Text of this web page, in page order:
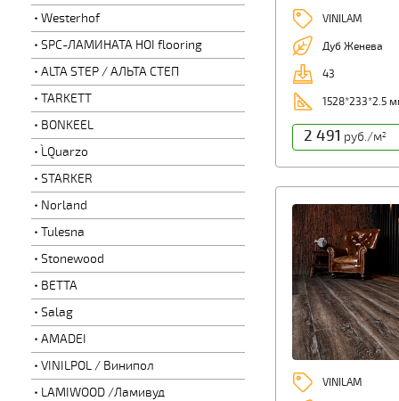
Westerhof
SPC-ЛАМИНАТА HOI flooring
ALTA STEP / АЛЬТА СТЕП
TARKETT
BONKEEL
L`Quarzo
STARKER
Norland
Tulesna
Stonewood
BETTA
Salag
AMADEI
VINILPOL / Винипол
LAMIWOOD /Ламивуд
VINILAM
Дуб Женева
43
1528*233*2.5
2 491 руб./м2
VINILAM